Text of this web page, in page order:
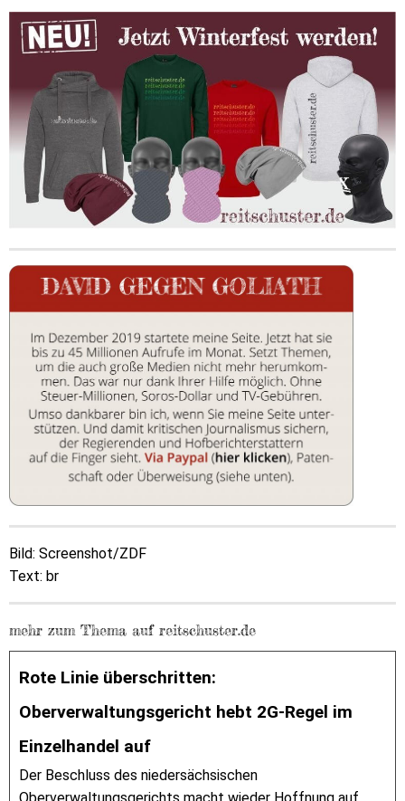
Bild: Screenshot/ZDF
Text: br
mehr zum Thema auf reitschuster.de
Rote Linie überschritten:
Oberverwaltungsgericht hebt 2G-Regel im
Einzelhandel auf
Der Beschluss des niedersächsischen
Oberverwaltungsgerichts macht wieder Hoffnung auf